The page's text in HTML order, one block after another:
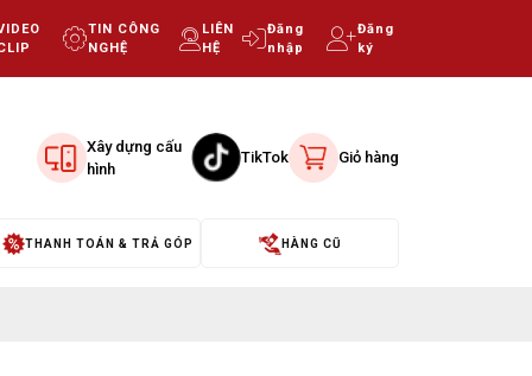
TIN CÔNG
NGHỆ
LIÊN
HỆ
Đăng
nhập
Đăng
ký
Xây dựng cấu
hình
TikTok Giỏ hàng
THANH TOÁN & TRẢ GÓP HÀNG CŨ